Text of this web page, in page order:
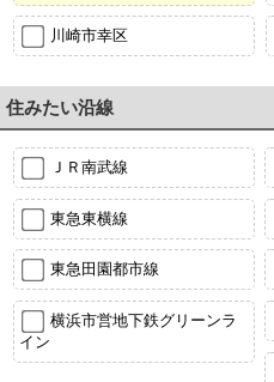
川崎市幸区
住みたい沿線
ＪＲ南武線
東急東横線
東急田園都市線
横浜市営地下鉄グリーンラ
イン